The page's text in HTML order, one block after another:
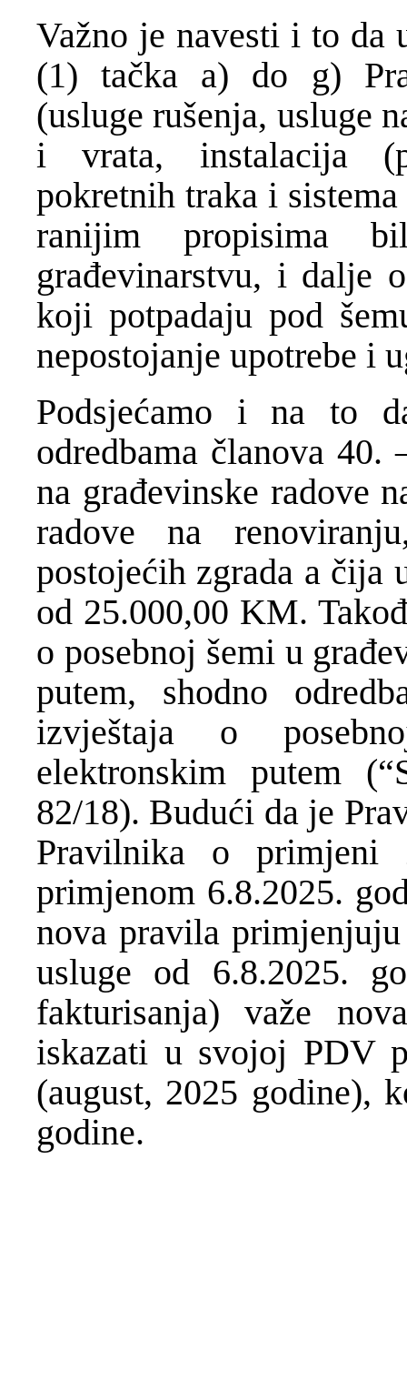
Važno je navesti i to da
(1) tačka a) do g)
(usluge rušenja, usluge
i vrata, instalacija
pokretnih traka i
ranijim propisima
građevinarstvu, i dalje
koji potpadaju pod
nepostojanje upotrebe i
Podsjećamo i na to
odredbama članova
na građevinske radove
radove na
postojećih zgrada a čija
od 25.000,00 KM.
o posebnoj šemi u
putem, shodno
izvještaja o
elektronskim putem
82/18). Budući da je
Pravilnika o primjeni
primjenom 6.8.2025.
nova pravila
usluge od 6.8.2025.
fakturisanja) važe
iskazati u svojoj PDV
(august, 2025 godine),
godine.